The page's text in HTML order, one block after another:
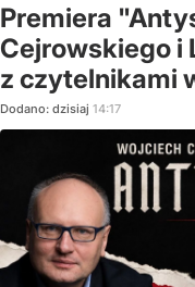
Premiera
Cejrowskiego i
z czytelnikami
Dodano: dzisiaj 14:17